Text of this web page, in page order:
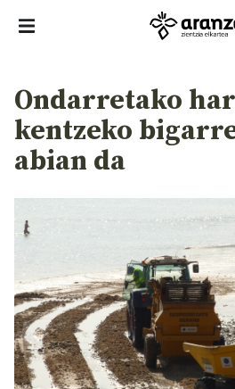
Ondarretako
kentzeko
abian da